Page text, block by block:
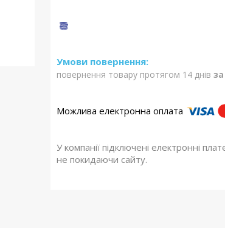
повернення товару протягом 14 днів
У компанії підключені електронні
не покидаючи сайту.